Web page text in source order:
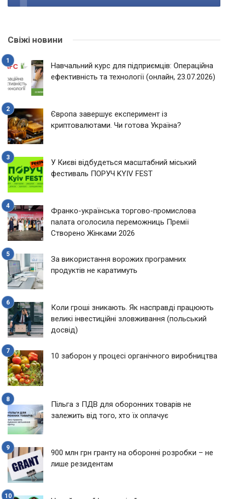
Свіжі новини
Навчальний курс для підприємців: Операційна
ефективність та технології (онлайн, 23.07.2026)
Європа завершує експеримент із
криптовалютами. Чи готова Україна?
У Києві відбудеться масштабний міський
фестиваль ПОРУЧ KYIV FEST
Франко-українська торгово-промислова
палата оголосила переможниць Премії
Створено Жінками 2026
За використання ворожих програмних
продуктів не каратимуть
Коли гроші зникають. Як насправді працюють
великі інвестиційні зловживання (польський
досвід)
10 заборон у процесі органічного виробництва
Пільга з ПДВ для оборонних товарів не
залежить від того, хто їх оплачує
900 млн грн гранту на оборонні розробки – не
лише резидентам